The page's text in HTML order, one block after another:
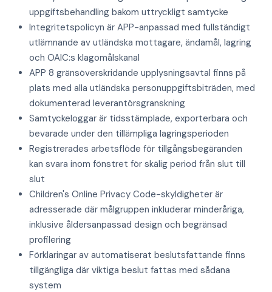
uppgiftsbehandling bakom uttryckligt samtycke
Integritetspolicyn är APP-anpassad med fullständigt
utlämnande av utländska mottagare, ändamål, lagring
och OAIC:s klagomålskanal
APP 8 gränsöverskridande upplysningsavtal finns på
plats med alla utländska personuppgiftsbiträden, med
dokumenterad leverantörsgranskning
Samtyckeloggar är tidsstämplade, exporterbara och
bevarade under den tillämpliga lagringsperioden
Registrerades arbetsflöde för tillgångsbegäranden
kan svara inom fönstret för skälig period från slut till
slut
Children's Online Privacy Code-skyldigheter är
adresserade där målgruppen inkluderar minderåriga,
inklusive åldersanpassad design och begränsad
profilering
Förklaringar av automatiserat beslutsfattande finns
tillgängliga där viktiga beslut fattas med sådana
system